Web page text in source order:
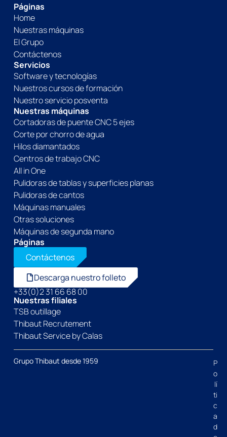
Páginas
Home
Nuestras máquinas
El Grupo
Contáctenos
Servicios
Software y tecnologías
Nuestros cursos de formación
Nuestro servicio posventa
Nuestras máquinas
Cortadoras de puente CNC 5 ejes
Corte por chorro de agua
Hilos diamantados
Centros de trabajo CNC
All in One
Pulidoras de tablas y superficies planas
Pulidoras de cantos
Máquinas manuales
Otras soluciones
Máquinas de segunda mano
Páginas
Contáctenos
Descarga nuestro folleto
+33(0)2 31 66 68 00
Nuestras filiales
TSB outillage
Thibaut Recrutement
Thibaut Service by Calas
Grupo Thibaut desde 1959
P
o
lí
ti
c
a
d